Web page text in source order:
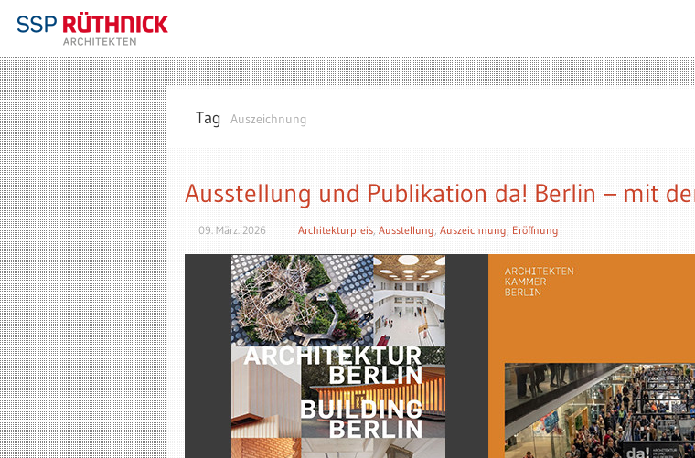
Tag Auszeichnung
Ausstellung und Publikation da! Berlin – mit
09. März. 2026 Architekturpreis, Ausstellung, Auszeichnung, Eröffnung